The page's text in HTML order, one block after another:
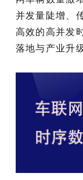
并发量陡增、
高效的高并发
落地与产业升